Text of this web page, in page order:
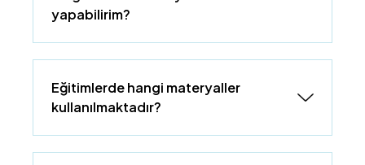
yapabilirim?
Eğitimlerde hangi materyaller
kullanılmaktadır?